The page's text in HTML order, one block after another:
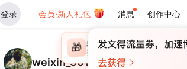
登录 会员·新人礼包 消息 创作中心
×
🎁 未登录
登录领取最高
weixin_30133813